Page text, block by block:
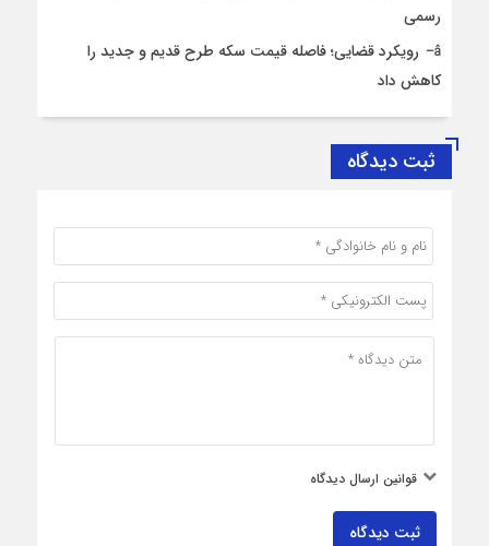
رسمی
رویکرد قضایی؛ فاصله قیمت سکه طرح قدیم و جدید را
کاهش داد
ثبت دیدگاه
قوانین ارسال دیدگاه
ثبت دیدگاه